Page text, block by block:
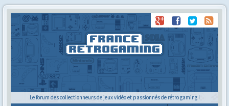
Le forum des collectionneurs de jeux vidéo et passionnés de rétro gaming !